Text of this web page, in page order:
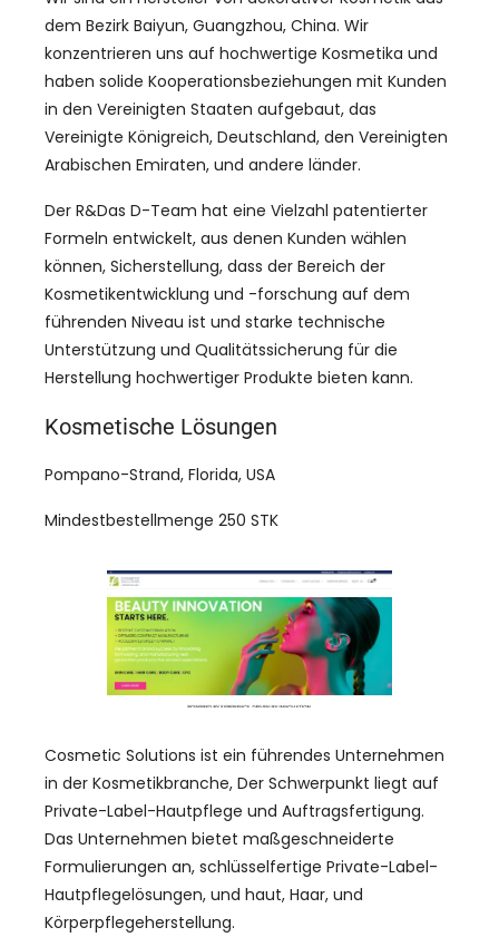
dem Bezirk Baiyun, Guangzhou, China. Wir
konzentrieren uns auf hochwertige Kosmetika und
haben solide Kooperationsbeziehungen mit Kunden
in den Vereinigten Staaten aufgebaut, das
Vereinigte Königreich, Deutschland, den Vereinigten
Arabischen Emiraten, und andere länder.
Der R&Das D-Team hat eine Vielzahl patentierter
Formeln entwickelt, aus denen Kunden wählen
können, Sicherstellung, dass der Bereich der
Kosmetikentwicklung und -forschung auf dem
führenden Niveau ist und starke technische
Unterstützung und Qualitätssicherung für die
Herstellung hochwertiger Produkte bieten kann.
Kosmetische Lösungen
Pompano-Strand, Florida, USA
Mindestbestellmenge 250 STK
Cosmetic Solutions ist ein führendes Unternehmen
in der Kosmetikbranche, Der Schwerpunkt liegt auf
Private-Label-Hautpflege und Auftragsfertigung.
Das Unternehmen bietet maßgeschneiderte
Formulierungen an, schlüsselfertige Private-Label-
Hautpflegelösungen, und haut, Haar, und
Körperpflegeherstellung.